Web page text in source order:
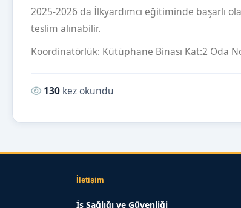
2025-2026 da İlkyardımcı eğitiminde başarlı
teslim alınabilir.
Koordinatörlük: Kütüphane Binası Kat:2 Oda
Okunma sayısı:
130 kez okundu
İletişim
İş Sağlığı ve Güvenliği